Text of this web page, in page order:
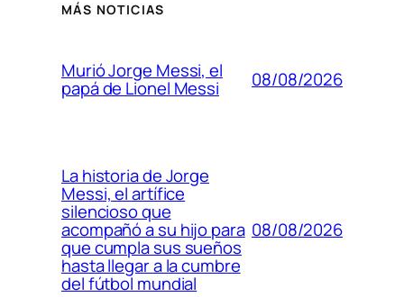
MÁS NOTICIAS
Murió Jorge Messi, el
papá de Lionel Messi 08/08/2026
La historia de Jorge
Messi, el artífice
silencioso que
acompañó a su hijo para
que cumpla sus sueños
hasta llegar a la cumbre
del fútbol mundial
08/08/2026